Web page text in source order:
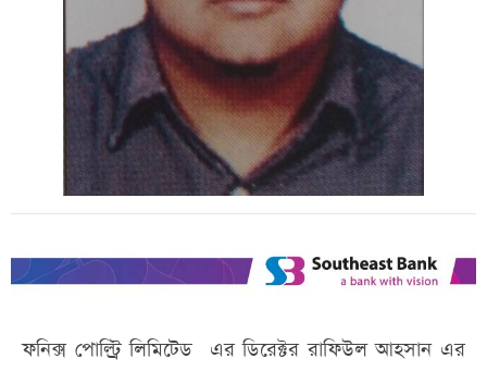
ফনিক্স পোল্ট্রি লিমিটেড এর ডিরেক্টর রাফিউল আহসান এর